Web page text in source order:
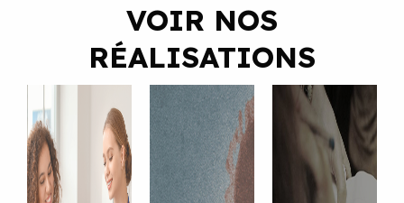
VOIR NOS
RÉALISATIONS